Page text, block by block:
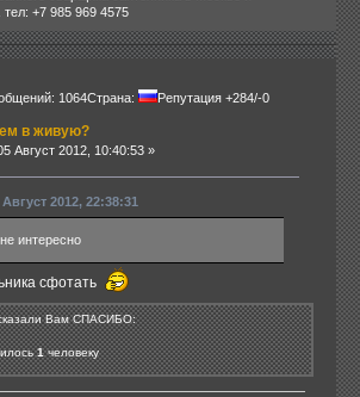
+7 985 969 4575
1064Страна: Репутация +284/-0
в живую?
Август 2012, 10:40:53 »
2012, 22:38:31
интересно
сфотать
Вам СПАСИБО:
1человеку